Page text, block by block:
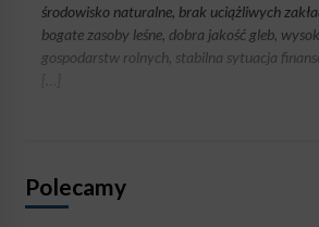
środowisko naturalne, brak uciążliwych
bogate zasoby leśne, dobra jakość gleb,
gospodarstw rolnych, stabilna sytuacja
Polecamy